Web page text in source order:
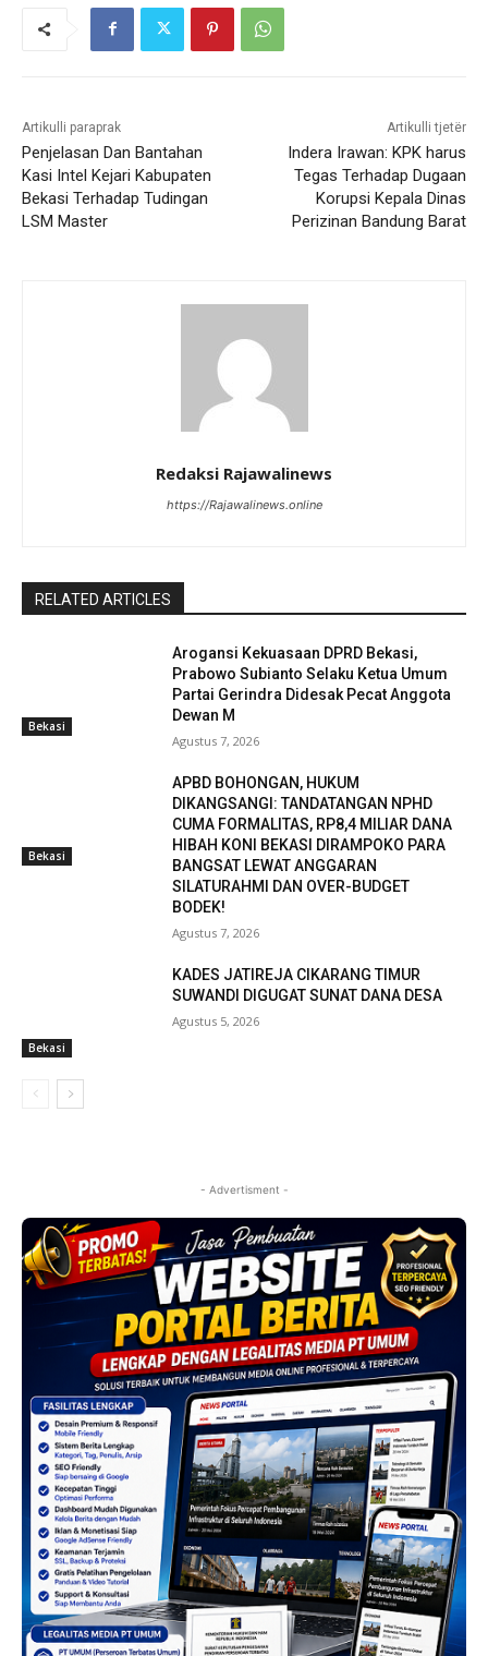
Artikulli paraprak
Penjelasan Dan Bantahan
Kasi Intel Kejari Kabupaten
Bekasi Terhadap Tudingan
LSM Master
Artikulli tjetër
Indera Irawan: KPK harus
Tegas Terhadap Dugaan
Korupsi Kepala Dinas
Perizinan Bandung Barat
Redaksi Rajawalinews
https://Rajawalinews.online
RELATED ARTICLES
Bekasi
Arogansi Kekuasaan DPRD Bekasi,
Prabowo Subianto Selaku Ketua Umum
Partai Gerindra Didesak Pecat Anggota
Dewan M
Agustus 7, 2026
Bekasi
APBD BOHONGAN, HUKUM
DIKANGSANGI: TANDATANGAN NPHD
CUMA FORMALITAS, RP8,4 MILIAR DANA
HIBAH KONI BEKASI DIRAMPOKO PARA
BANGSAT LEWAT ANGGARAN
SILATURAHMI DAN OVER-BUDGET
BODEK!
Agustus 7, 2026
Bekasi
KADES JATIREJA CIKARANG TIMUR
SUWANDI DIGUGAT SUNAT DANA DESA
Agustus 5, 2026
- Advertisment -